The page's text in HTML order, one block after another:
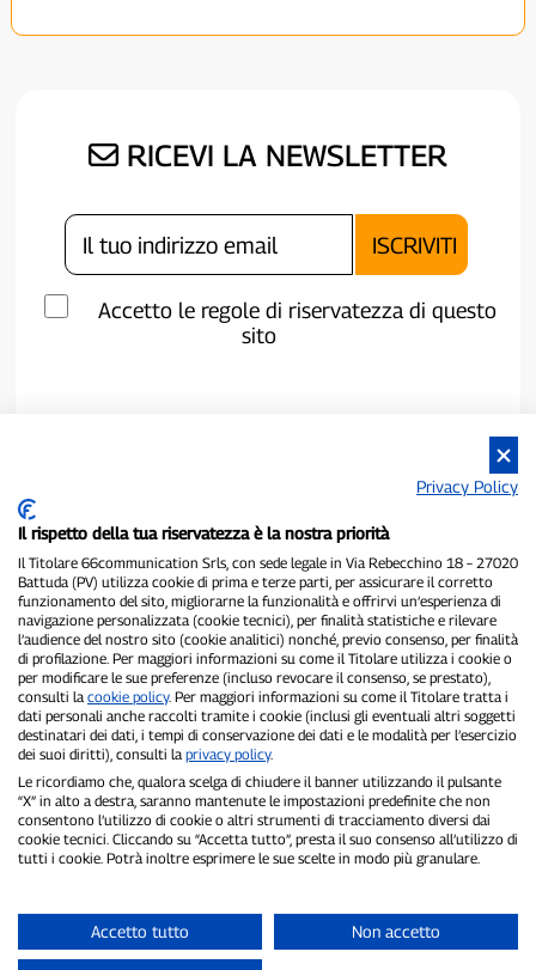
RICEVI LA NEWSLETTER
Accetto le regole di riservatezza di questo
sito
P300.it è una Testata Giornalistica indipendente
Registrazione numero 1/2021 del 1/2/2021 - Tribunale di Pavia
Proprietario ed editore:66communication Srls- P.IVA
02798890188
Direttore Responsabile:Alessandro Secchi- Vicedirettore:Federico
Benedusi
Privacy Policy
-
"Se è successo davvero, lo trovi su P300.it"
Copyright © P300.it 2012-2026
Privacy Policy
Il rispetto della tua riservatezza è la nostra priorità
Il Titolare 66communication Srls, con sede legale in Via Rebecchino 18 – 27020
Battuda (PV) utilizza cookie di prima e terze parti, per assicurare il corretto
funzionamento del sito, migliorarne la funzionalità e offrirvi un’esperienza di
navigazione personalizzata (cookie tecnici), per finalità statistiche e rilevare
l’audience del nostro sito (cookie analitici) nonché, previo consenso, per finalità
di profilazione. Per maggiori informazioni su come il Titolare utilizza i cookie o
per modificare le sue preferenze (incluso revocare il consenso, se prestato),
consulti la cookie policy. Per maggiori informazioni su come il Titolare tratta i
dati personali anche raccolti tramite i cookie (inclusi gli eventuali altri soggetti
destinatari dei dati, i tempi di conservazione dei dati e le modalità per l’esercizio
dei suoi diritti), consulti la privacy policy.
Le ricordiamo che, qualora scelga di chiudere il banner utilizzando il pulsante
“X” in alto a destra, saranno mantenute le impostazioni predefinite che non
consentono l’utilizzo di cookie o altri strumenti di tracciamento diversi dai
cookie tecnici. Cliccando su “Accetta tutto”, presta il suo consenso all’utilizzo di
tutti i cookie. Potrà inoltre esprimere le sue scelte in modo più granulare.
Accetto tutto Non accetto